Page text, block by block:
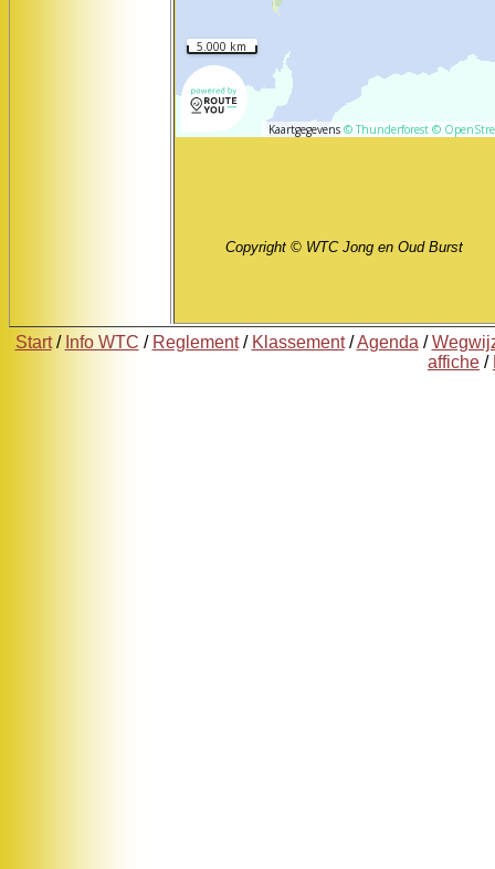
Copyright © WTC Jong en Oud Burst
Start/ Info WTC / Reglement/ Klassement/Agenda /
affiche /